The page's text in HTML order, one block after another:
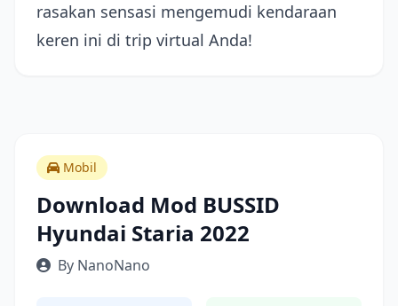
rasakan sensasi mengemudi kendaraan
keren ini di trip virtual Anda!
Mobil
Download Mod BUSSID
Hyundai Staria 2022
By NanoNano